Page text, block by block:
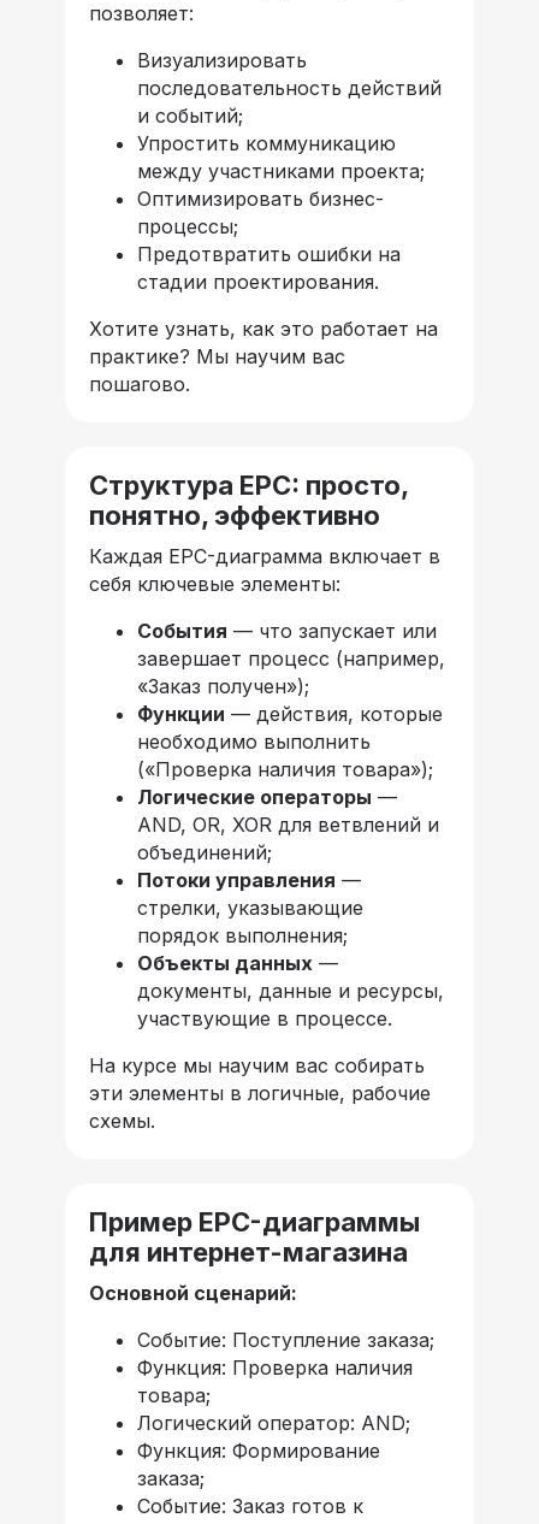
позволяет:
Визуализировать
последовательность действий
и событий;
Упростить коммуникацию
между участниками проекта;
Оптимизировать бизнес-
процессы;
Предотвратить ошибки на
стадии проектирования.
Хотите узнать, как это работает на
практике? Мы научим вас
пошагово.
Структура EPC: просто,
понятно, эффективно
Каждая EPC-диаграмма включает в
себя ключевые элементы:
События — что запускает или
завершает процесс (например,
«Заказ получен»);
Функции — действия, которые
необходимо выполнить
(«Проверка наличия товара»);
Логические операторы —
AND, OR, XOR для ветвлений и
объединений;
Потоки управления —
стрелки, указывающие
порядок выполнения;
Объекты данных —
документы, данные и ресурсы,
участвующие в процессе.
На курсе мы научим вас собирать
эти элементы в логичные, рабочие
схемы.
Пример EPC-диаграммы
для интернет-магазина
Основной сценарий:
Событие: Поступление заказа;
Функция: Проверка наличия
товара;
Логический оператор: AND;
Функция: Формирование
заказа;
Событие: Заказ готов к